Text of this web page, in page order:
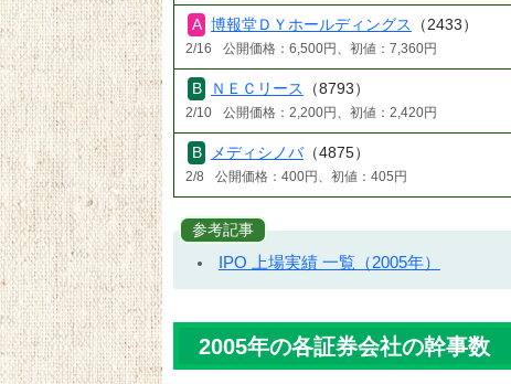
博報堂ＤＹホールディングス （2433）
2/16 公開価格：6,500円、初値：7,360円
ＮＥＣリース （8793）
2/10 公開価格：2,200円、初値：2,420円
メディシノバ（4875）
2/8 公開価格：400円、初値：405円
参考記事
IPO 上場実績 一覧（2005年）
2005年の各証券会社の幹事数